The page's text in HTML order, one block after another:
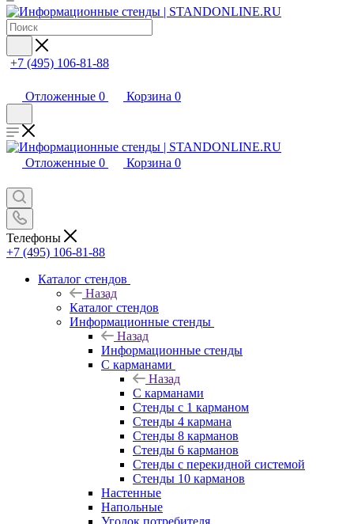
+7 (495) 106-81-88
Отложенные 0 Корзина 0
Отложенные 0 Корзина 0
Телефоны
+7 (495) 106-81-88
Каталог стендов
Назад
Каталог стендов
Информационные стенды
Назад
Информационные стенды
С карманами
Назад
С карманами
Стенды с 1 карманом
Стенды 4 кармана
Стенды 8 карманов
Стенды 6 карманов
Стенды с перекидной системой
Стенды 10 карманов
Настенные
Напольные
Уголок потребителя